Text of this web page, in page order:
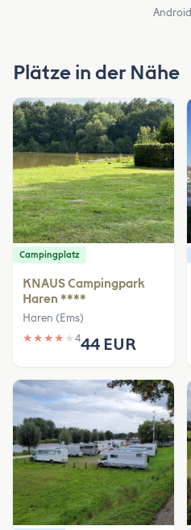
Android
Plätze in der Nähe
Campingplatz
KNAUS Campingpark
Haren ****
Haren (Ems)
★ ★ ★ ★ ★ 444 EUR